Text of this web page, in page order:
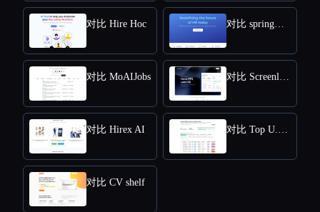
对比 Hire Hoc 对比 springworks
对比 MoAIJobs 对比 Screenloop
对比 Hirex AI 对比 Top U.S. New Grads Job
对比 CV shelf